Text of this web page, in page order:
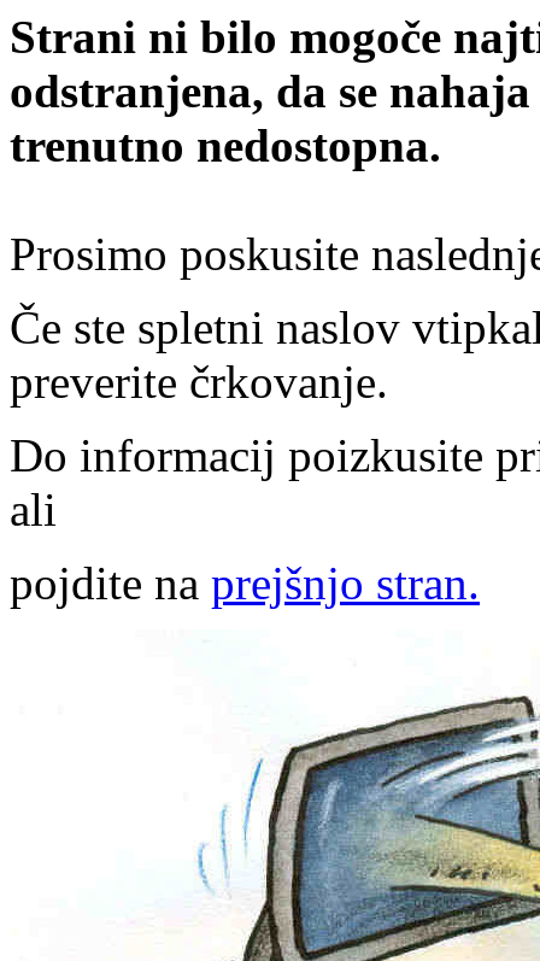
Strani ni bilo mogoče
odstranjena, da se
trenutno nedostopna.
Prosimo poskusite
Če ste spletni naslov
preverite črkovanje.
Do informacij poizkusite
ali
pojdite na prejšnjo stran.